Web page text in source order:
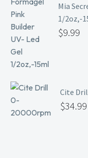
Mia
1/2oz,-
$9.99
Cite
$34.99